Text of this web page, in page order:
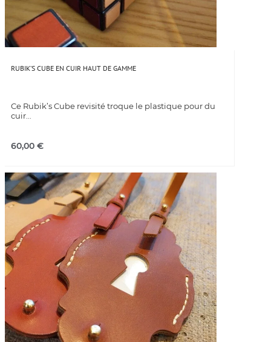
RUBIK’S CUBE EN CUIR HAUT DE GAMME
Ce Rubik’s Cube revisité troque le plastique pour du
cuir...
60,00 €